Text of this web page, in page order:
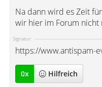
Na dann wird es Zeit
wir hier im Forum nicht
Signatur:
https://www.antispam-
0x Hilfreich